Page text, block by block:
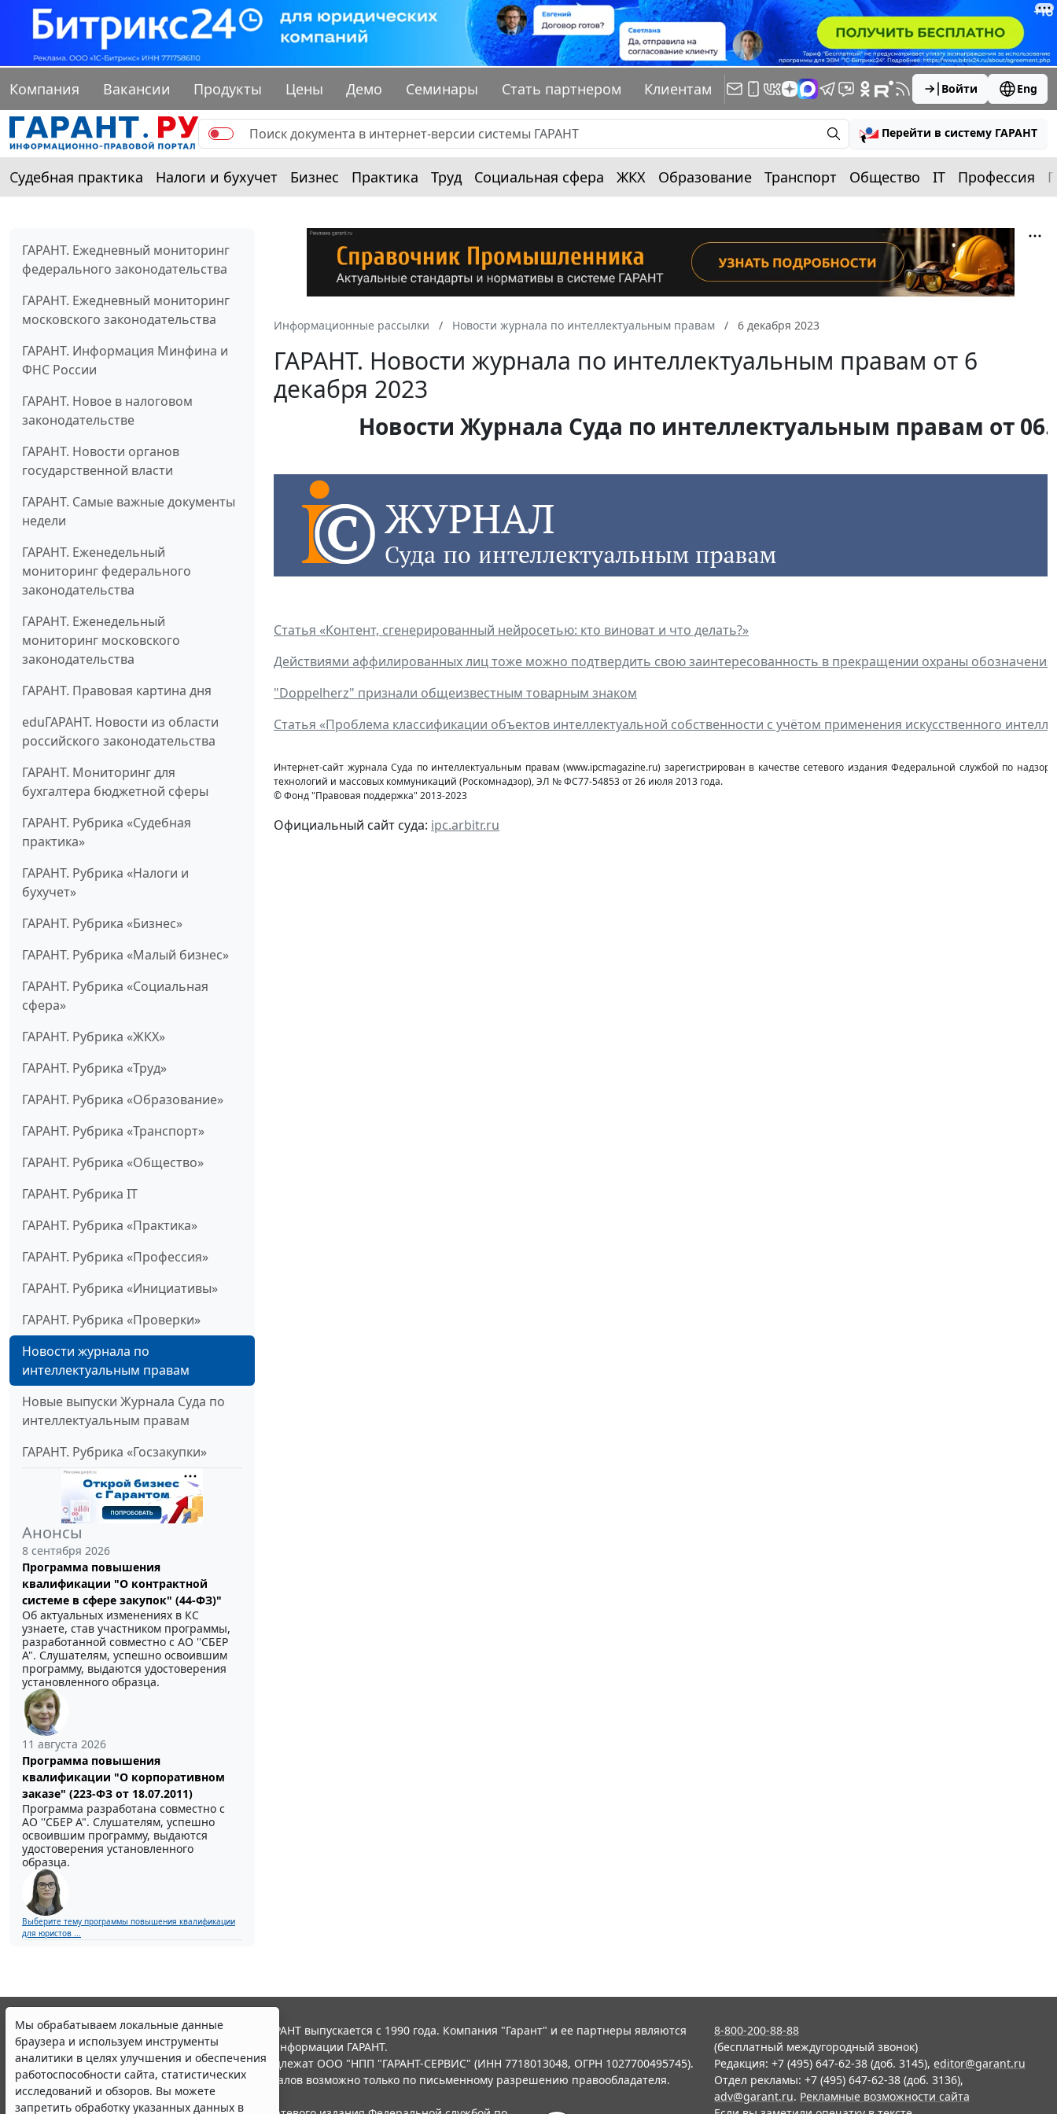
Компания Вакансии Продукты Цены Демо Семинары Стать партнером Клиентам Войти Eng
Перейти в систему ГАРАНТ
Судебная практика Налоги и бухучет Бизнес Практика Труд Социальная сфера ЖКХ Образование Транспорт Общество IT Профессия
ГАРАНТ. Ежедневный мониторинг
федерального законодательства
ГАРАНТ. Ежедневный мониторинг
московского законодательства
ГАРАНТ. Информация Минфина и
ФНС России
ГАРАНТ. Новое в налоговом
законодательстве
ГАРАНТ. Новости органов
государственной власти
ГАРАНТ. Самые важные документы
недели
ГАРАНТ. Еженедельный
мониторинг федерального
законодательства
ГАРАНТ. Еженедельный
мониторинг московского
законодательства
ГАРАНТ. Правовая картина дня
eduГАРАНТ. Новости из области
российского законодательства
ГАРАНТ. Мониторинг для
бухгалтера бюджетной сферы
ГАРАНТ. Рубрика «Судебная
практика»
ГАРАНТ. Рубрика «Налоги и
бухучет»
ГАРАНТ. Рубрика «Бизнес»
ГАРАНТ. Рубрика «Малый бизнес»
ГАРАНТ. Рубрика «Социальная
сфера»
ГАРАНТ. Рубрика «ЖКХ»
ГАРАНТ. Рубрика «Труд»
ГАРАНТ. Рубрика «Образование»
ГАРАНТ. Рубрика «Транспорт»
ГАРАНТ. Рубрика «Общество»
ГАРАНТ. Рубрика IT
ГАРАНТ. Рубрика «Практика»
ГАРАНТ. Рубрика «Профессия»
ГАРАНТ. Рубрика «Инициативы»
ГАРАНТ. Рубрика «Проверки»
Новости журнала по
интеллектуальным правам
Новые выпуски Журнала Суда по
интеллектуальным правам
ГАРАНТ. Рубрика «Госзакупки»
Анонсы
8 сентября 2026
Программа повышения
квалификации "О контрактной
системе в сфере закупок" (44-ФЗ)"
Об актуальных изменениях в КС
узнаете, став участником программы,
разработанной совместно с АО ''СБЕР
А". Слушателям, успешно освоившим
программу, выдаются удостоверения
установленного образца.
11 августа 2026
Программа повышения
квалификации "О корпоративном
заказе" (223-ФЗ от 18.07.2011)
Программа разработана совместно с
АО ''СБЕР А". Слушателям, успешно
освоившим программу, выдаются
удостоверения установленного
образца.
Выберите тему программы повышения квалификации
для юристов ...
Информационные рассылки Новости журнала по интеллектуальным правам 6 декабря 2023
ГАРАНТ. Новости журнала по интеллектуальным правам от 6
декабря 2023
Новости Журнала Суда по интеллектуальным правам от
Статья «Контент, сгенерированный нейросетью: кто виноват и что делать?»
Действиями аффилированных лиц тоже можно подтвердить свою заинтересованность в прекращении охраны обозначения
"Doppelherz" признали общеизвестным товарным знаком
Статья «Проблема классификации объектов интеллектуальной собственности с учётом применения искусственного
Интернет-сайт журнала Суда по интеллектуальным правам (www.ipcmagazine.ru) зарегистрирован в качестве сетевого издания Федеральной службой по
технологий и массовых коммуникаций (Роcкомнадзор), ЭЛ № ФС77-54853 от 26 июля 2013 года.
© Фонд "Правовая поддержка" 2013-2023
Официальный сайт суда: ipc.arbitr.ru
Мы обрабатываем локальные данные
браузера и используем инструменты
аналитики в целях улучшения и обеспечения
работоспособности сайта, статистических
исследований и обзоров. Вы можете
запретить обработку указанных данных в
© ООО "НПП "ГАРАНТ-СЕРВИС", 2026. Система ГАРАНТ выпускается с 1990 года. Компания "Гарант" и ее партнеры являются
участниками Российской ассоциации правовой информации ГАРАНТ.
Все права на материалы сайта ГАРАНТ.РУ принадлежат ООО "НПП "ГАРАНТ-СЕРВИС" (ИНН 7718013048, ОГРН 1027700495745).
Полное или частичное воспроизведение материалов возможно только по письменному разрешению правообладателя.
Правила использования портала.
8-800-200-88-88
(бесплатный междугородный звонок)
Редакция: +7 (495) 647-62-38 (доб. 3145), editor@garant.ru
Отдел рекламы: +7 (495) 647-62-38 (доб. 3136),
adv@garant.ru. Рекламные возможности сайта